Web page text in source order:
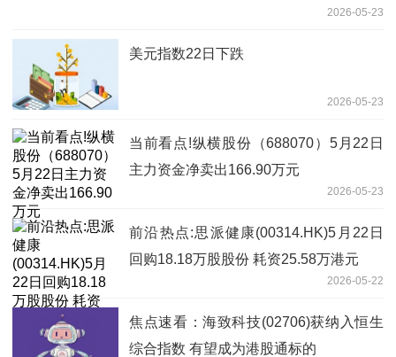
2026-05-23
美元指数22日下跌
2026-05-23
当前看点!纵横股份（688070）5月22日
主力资金净卖出166.90万元
2026-05-23
前沿热点:思派健康(00314.HK)5月22日
回购18.18万股股份 耗资25.58万港元
2026-05-22
焦点速看：海致科技(02706)获纳入恒生
综合指数 有望成为港股通标的